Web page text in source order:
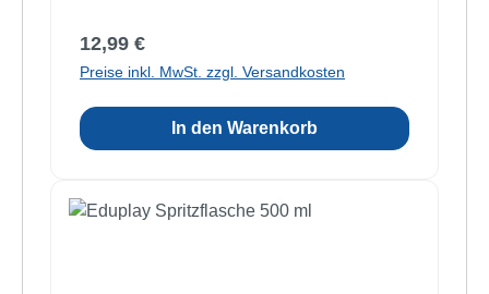
Regulärer Preis:
12,99 €
Preise inkl. MwSt. zzgl. Versandkosten
In den Warenkorb